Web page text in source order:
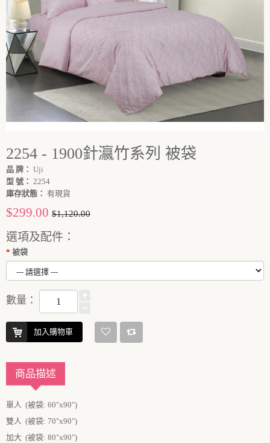
2254 - 1900針瀛竹系列 被袋
品 牌： Uji
型 號： 2254
庫存狀態： 有現貨
$299.00 $1,120.00
選項及配件：
被袋
數量：
加入購物車
商品描述
單人 (被袋: 60"x90")
雙人 (被袋: 70"x90")
加大 (被袋: 80"x90")